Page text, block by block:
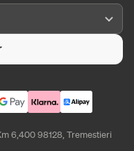
6,400 98128, Tremestieri